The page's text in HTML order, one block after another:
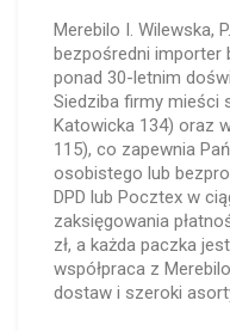
Merebilo I. Wilewska,
bezpośredni importer
ponad 30-letnim
Siedziba firmy mieści
Katowicka 134) oraz
115), co zapewnia
osobistego lub
DPD lub Pocztex w
zaksięgowania
zł, a każda paczka
współpraca z
dostaw i szeroki